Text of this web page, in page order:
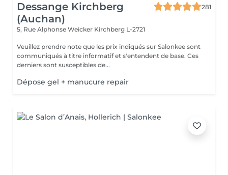
Dessange Kirchberg
(Auchan)
281
5, Rue Alphonse Weicker Kirchberg L-2721
Veuillez prendre note que les prix indiqués sur Salonkee sont
communiqués à titre informatif et s'entendent de base. Ces
derniers sont susceptibles de...
Dépose gel + manucure repair